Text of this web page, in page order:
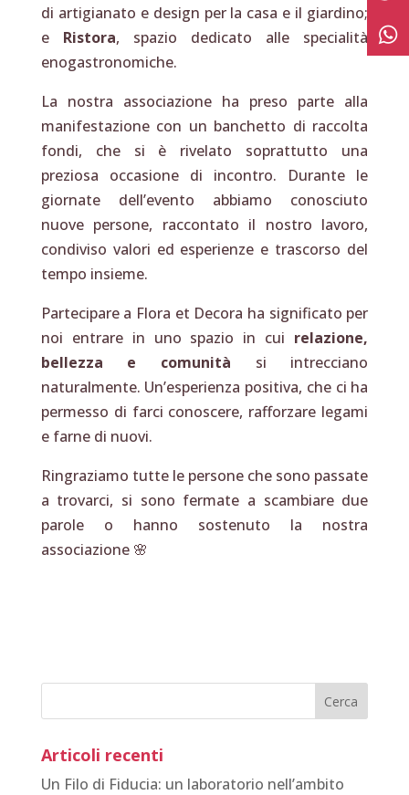
di artigianato e design per la casa e il giardino;
e Ristora, spazio dedicato alle specialità
enogastronomiche.
La nostra associazione ha preso parte alla
manifestazione con un banchetto di raccolta
fondi, che si è rivelato soprattutto una
preziosa occasione di incontro. Durante le
giornate dell’evento abbiamo conosciuto
nuove persone, raccontato il nostro lavoro,
condiviso valori ed esperienze e trascorso del
tempo insieme.
Partecipare a Flora et Decora ha significato per
noi entrare in uno spazio in cui relazione,
bellezza e comunità si intrecciano
naturalmente. Un’esperienza positiva, che ci ha
permesso di farci conoscere, rafforzare legami
e farne di nuovi.
Ringraziamo tutte le persone che sono passate
a trovarci, si sono fermate a scambiare due
parole o hanno sostenuto la nostra
associazione 🌸
Articoli recenti
Un Filo di Fiducia: un laboratorio nell’ambito